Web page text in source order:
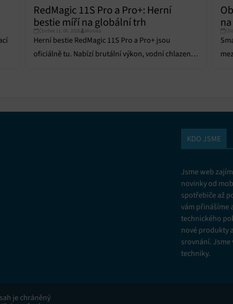
RedMagic 11S Pro a Pro+: Herní
bestie míří na globální trh
Čtvrtek 11. 06. 2026 Monika
Herní bestie RedMagic 11S Pro a Pro+ jsou
oficiálně tu. Nabízí brutální výkon, vodní chlazení a
KDO JSME
Jsme web
novinky od
spotřebiče až
vám přinášíme
technického
nové produkty
srovnání. Jsme
techniky.
je chráněný